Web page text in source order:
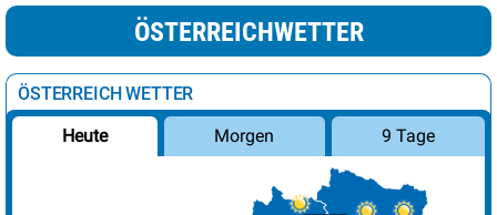
ÖSTERREICHWETTER
ÖSTERREICH WETTER
Heute Morgen 9 Tage